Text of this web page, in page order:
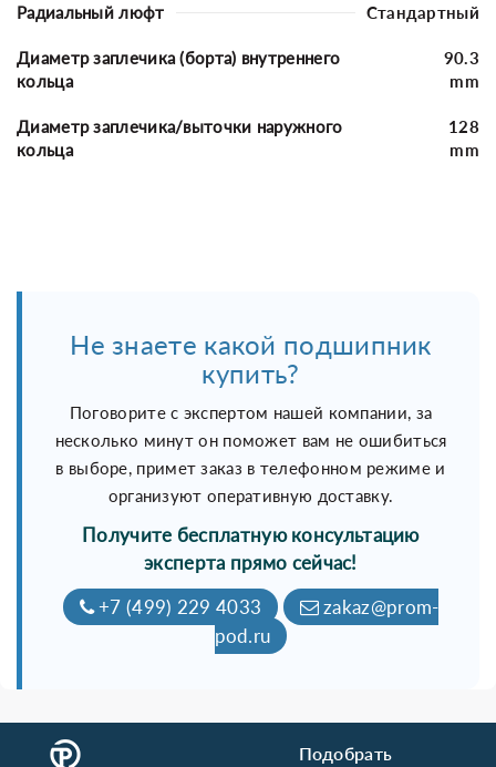
Радиальный люфт Стандартный
Диаметр заплечика (борта) внутреннего
кольца
90.3
mm
Диаметр заплечика/выточки наружного
кольца
128
mm
Не знаете какой подшипник
купить?
Поговорите с экспертом нашей компании, за
несколько минут он поможет вам не ошибиться
в выборе, примет заказ в телефонном режиме и
организуют оперативную доставку.
Получите бесплатную консультацию
эксперта прямо сейчас!
+7 (499) 229 4033
zakaz@prom-
pod.ru
Подобрать